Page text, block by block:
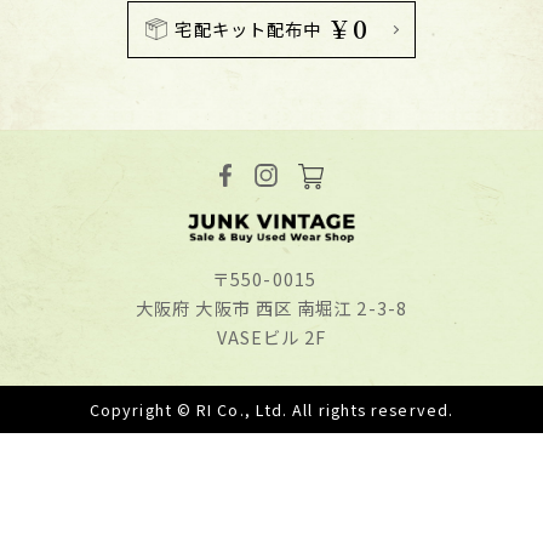
宅配キット配布中 ￥0
〒550-0015
⼤阪府 ⼤阪市 ⻄区 南堀江 2-3-8
VASEビル 2F
Copyright © RI Co., Ltd. All rights reserved.